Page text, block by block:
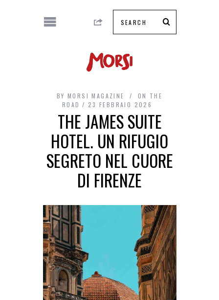
BY MORSI MAGAZINE
ON THE
ROAD
23 FEBBRAIO 2026
THE JAMES SUITE
HOTEL. UN RIFUGIO
SEGRETO NEL CUORE
DI FIRENZE